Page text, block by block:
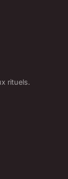
rituels.